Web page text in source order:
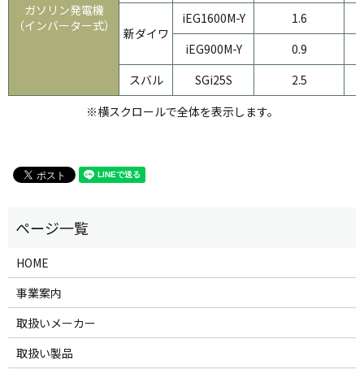
ガソリン発電機
（インバーター式）
新ダイワ
iEG1600M-Y
1.6
iEG900M-Y
0.9
スバル
SGi25S
2.5
※横スクロールで全体を表示します。
HOME
事業案内
取扱いメーカー
取扱い製品